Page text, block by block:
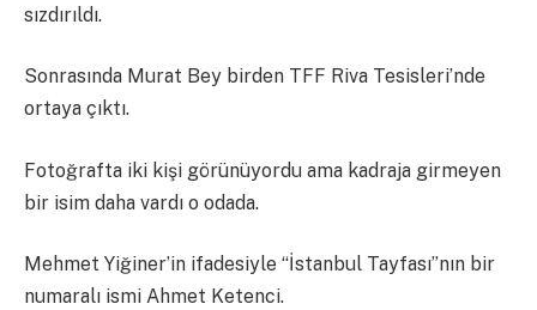
sızdırıldı.
Sonrasında Murat Bey birden TFF Riva Tesisleri’nde
ortaya çıktı.
Fotoğrafta iki kişi görünüyordu ama kadraja girmeyen
bir isim daha vardı o odada.
Mehmet Yiğiner’in ifadesiyle “İstanbul Tayfası”nın bir
numaralı ismi Ahmet Ketenci.